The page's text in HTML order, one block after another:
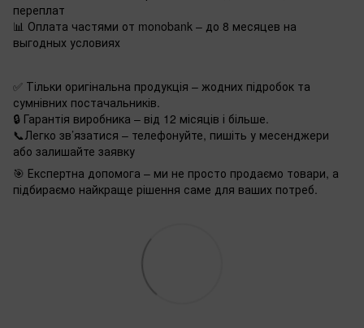
переплат
📊 Оплата частями от monobank – до 8 месяцев на
выгодных условиях
✅ Тільки оригінальна продукція – жодних підробок та
сумнівних постачальників.
🔒 Гарантія виробника – від 12 місяців і більше.
📞Легко зв’язатися – телефонуйте, пишіть у месенджери
або залишайте заявку
🎯 Експертна допомога – ми не просто продаємо товари, а
підбираємо найкраще рішення саме для ваших потреб.